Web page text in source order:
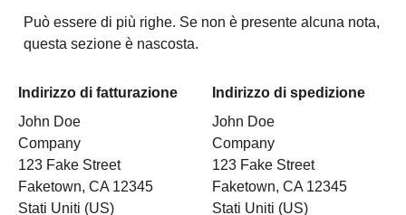
Può essere di più righe. Se non è presente alcuna nota,
questa sezione è nascosta.
Indirizzo di fatturazione
John Doe
Company
123 Fake Street
Faketown, CA 12345
Stati Uniti (US)
Indirizzo di spedizione
John Doe
Company
123 Fake Street
Faketown, CA 12345
Stati Uniti (US)